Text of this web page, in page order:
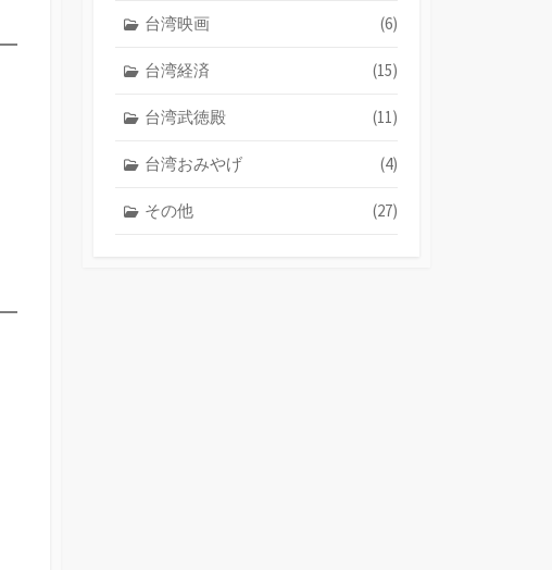
台湾映画 (6)
台湾経済 (15)
台湾武徳殿 (11)
台湾おみやげ (4)
その他 (27)